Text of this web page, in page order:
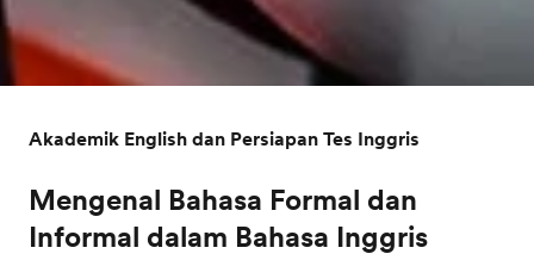
Akademik English dan Persiapan Tes Inggris
Mengenal Bahasa Formal dan
Informal dalam Bahasa Inggris